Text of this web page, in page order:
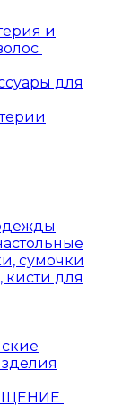
и
для
сумочки
для